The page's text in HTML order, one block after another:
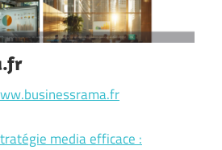
media efficace :